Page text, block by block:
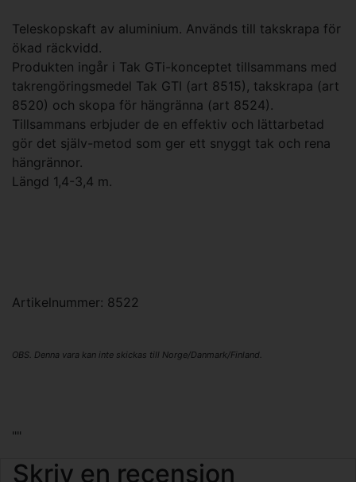
Teleskopskaft av aluminium. Används till takskrapa för
ökad räckvidd.
Produkten ingår i Tak GTi-konceptet tillsammans med
takrengöringsmedel Tak GTI (art 8515), takskrapa (art
8520) och skopa för hängränna (art 8524).
Tillsammans erbjuder de en effektiv och lättarbetad
gör det själv-metod som ger ett snyggt tak och rena
hängrännor.
Längd 1,4-3,4 m.
Artikelnummer: 8522
OBS. Denna vara kan inte skickas till Norge/Danmark/Finland.
""
Skriv en recension